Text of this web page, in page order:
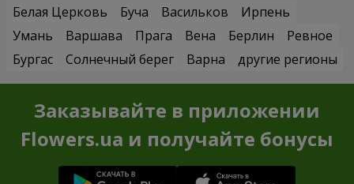
Белая Церковь
Буча Васильков
Ирпень
Умань
Варшава Прага Вена Берлин
Ревное
Бургас
Солнечный берег Варна другие регионы
Заказывайте в приложении
Flowers.ua и получайте бонусы